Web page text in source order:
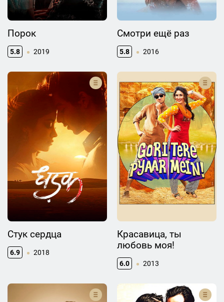
Порок
5.8 2019
Смотри ещё раз
5.8 2016
Стук сердца
6.9 2018
Красавица, ты
любовь моя!
6.0 2013